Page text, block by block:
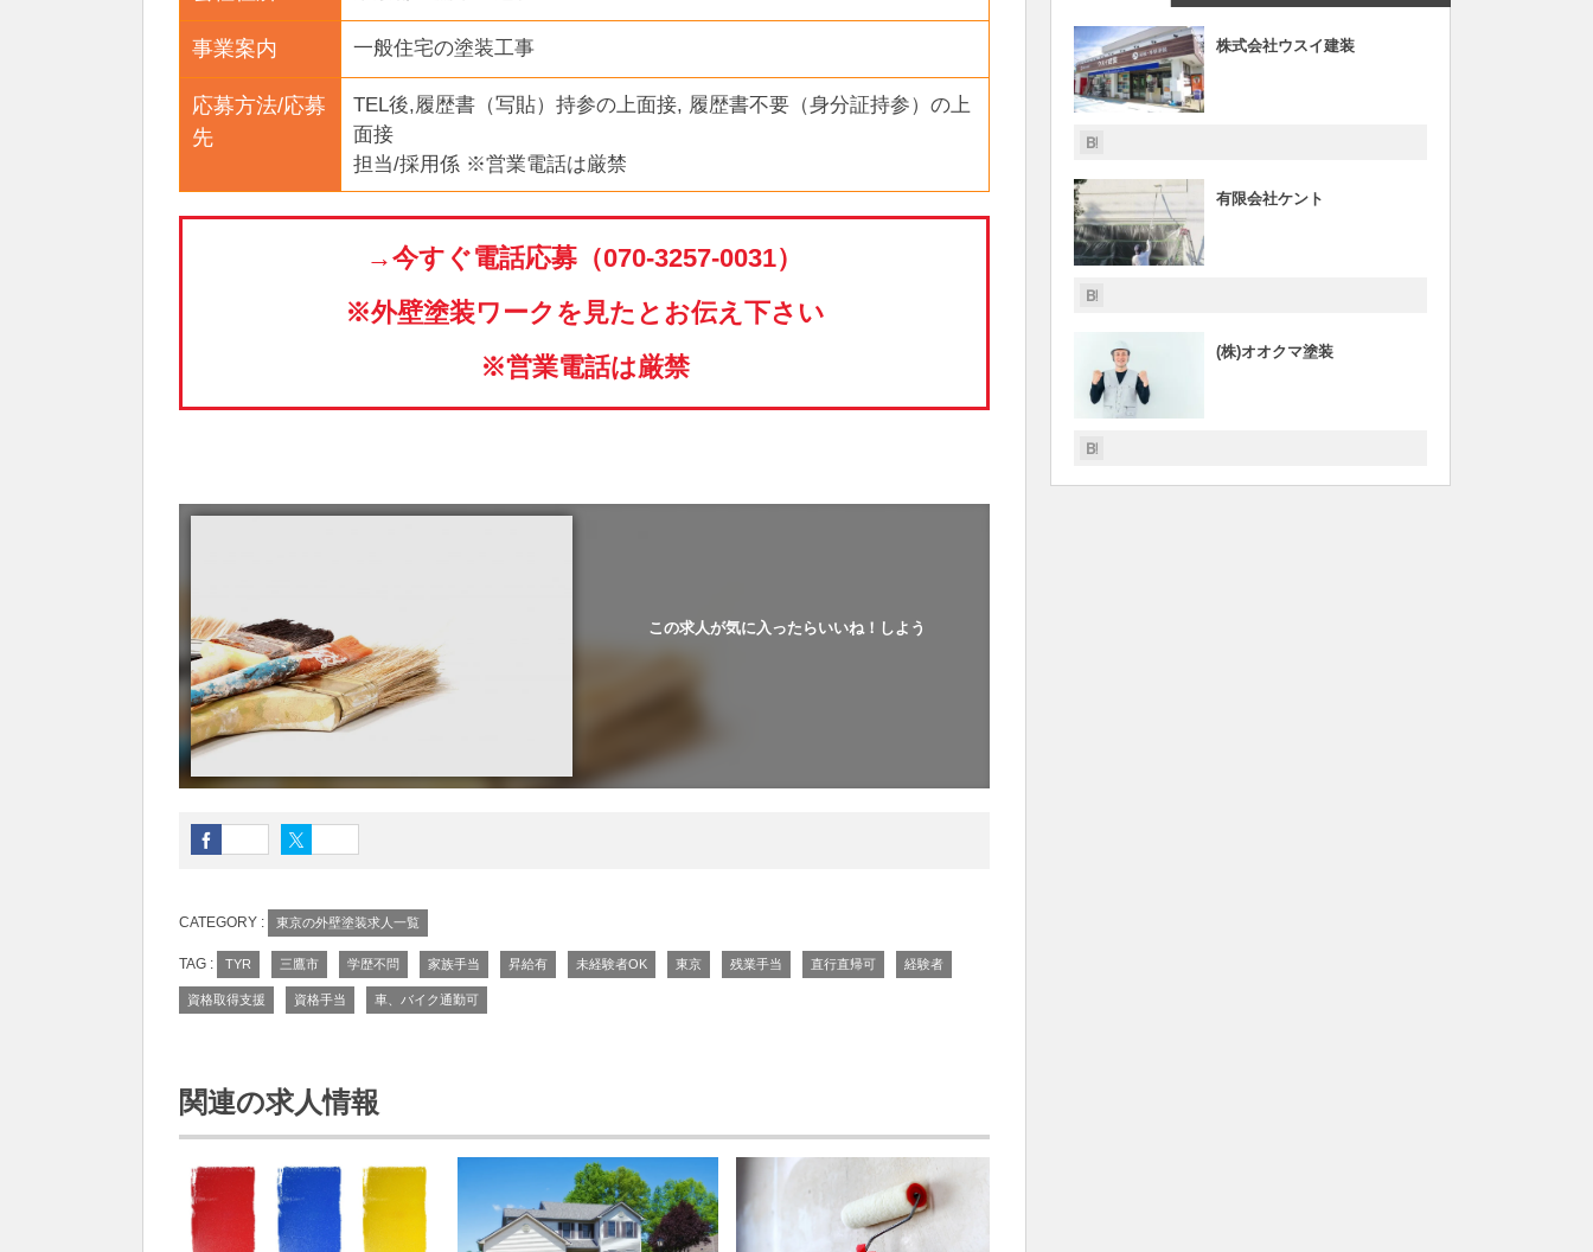
事業案内 一般住宅の塗装工事
応募方法/応募
先
TEL後,履歴書（写貼）持参の上面接, 履歴書不要（身分証持参）の上
面接
担当/採用係 ※営業電話は厳禁
→今すぐ電話応募（070-3257-0031）
※外壁塗装ワークを見たとお伝え下さい
※営業電話は厳禁
この求人が気に入ったらいいね！しよう
CATEGORY : 東京の外壁塗装求人一覧
TAG : TYR 三鷹市 学歴不問 家族手当 昇給有 未経験者OK 東京 残業手当 直行直帰可 経験者
資格取得支援 資格手当 車、バイク通勤可
関連の求人情報
株式会社ウスイ建装
有限会社ケント
(株)オオクマ塗装